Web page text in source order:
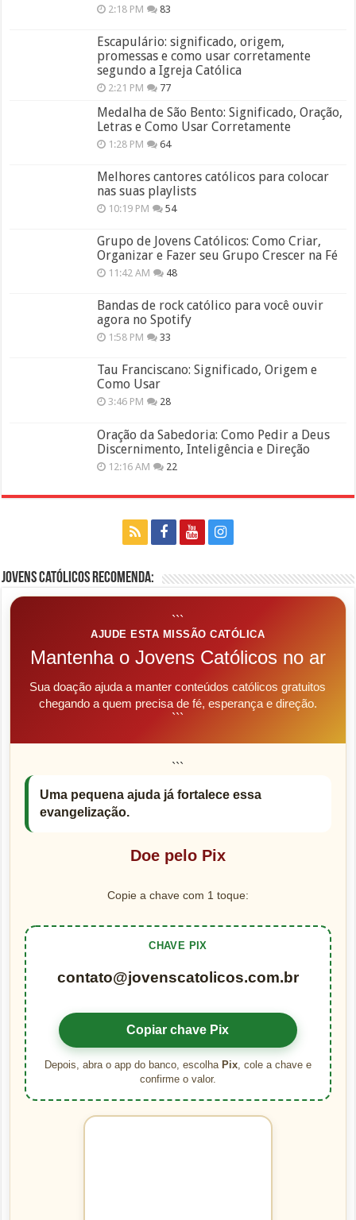
2:18 PM 83
Escapulário: significado, origem,
promessas e como usar corretamente
segundo a Igreja Católica
2:21 PM 77
Medalha de São Bento: Significado, Oração,
Letras e Como Usar Corretamente
1:28 PM 64
Melhores cantores católicos para colocar
nas suas playlists
10:19 PM 54
Grupo de Jovens Católicos: Como Criar,
Organizar e Fazer seu Grupo Crescer na Fé
11:42 AM 48
Bandas de rock católico para você ouvir
agora no Spotify
1:58 PM 33
Tau Franciscano: Significado, Origem e
Como Usar
3:46 PM 28
Oração da Sabedoria: Como Pedir a Deus
Discernimento, Inteligência e Direção
12:16 AM 22
Jovens Católicos Recomenda:
```
AJUDE ESTA MISSÃO CATÓLICA
Mantenha o Jovens Católicos no ar
Sua doação ajuda a manter conteúdos católicos gratuitos
chegando a quem precisa de fé, esperança e direção.
```
```
Uma pequena ajuda já fortalece essa
evangelização.
Doe pelo Pix
Copie a chave com 1 toque:
CHAVE PIX
contato@jovenscatolicos.com.br
Copiar chave Pix
Depois, abra o app do banco, escolha Pix, cole a chave e
confirme o valor.